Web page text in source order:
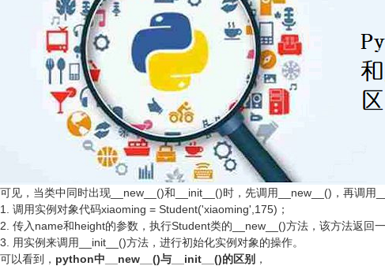
可见，当类中同时出现__new__()和__init__()时，先调用__new__()，再调用
1. 调用实例对象代码xiaoming = Student('xiaoming',175)；
2. 传入name和height的参数，执行Student类的__new__()方法，该方法返回
3. 用实例来调用__init__()方法，进行初始化实例对象的操作。
可以看到， python中__new__()与__init__()的区别 ，